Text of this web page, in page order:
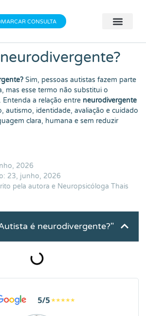
"3 Técnicas do
MARCAR CONSULTA
Sim, pessoas autistas fazem parte
mas esse termo não substitui o
a relação entre neurodivergente
autismo, identidade, avaliação e cuidado
clara, humana e sem reduzir
2026
23, junho, 2026
pela autora e Neuropsicóloga Thais
é neurodivergente?"